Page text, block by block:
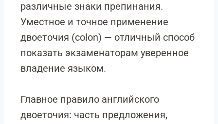
различные знаки препинания.
Уместное и точное применение
двоеточия (colon) — отличный способ
показать экзаменаторам уверенное
владение языком.
Главное правило английского
двоеточия: часть предложения,